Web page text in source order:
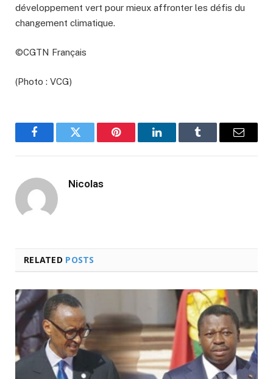
développement vert pour mieux affronter les défis du
changement climatique.
©CGTN Français
(Photo : VCG)
FacebookTwitter Pinterest LinkedInTumblr Email
Nicolas
RELATED POSTS